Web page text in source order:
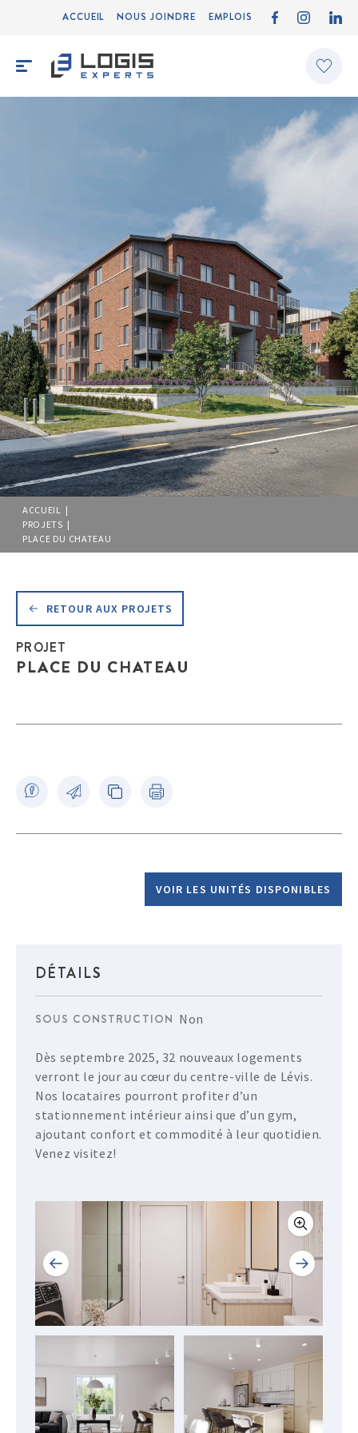
ACCUEIL NOUS JOINDRE EMPLOIS
ACCUEIL |
PROJETS |
PLACE DU CHATEAU
PROJET
PLACE DU CHATEAU
RETOUR AUX PROJETS
VOIR LES UNITÉS DISPONIBLES
DÉTAILS
SOUS CONSTRUCTION Non
Dès septembre 2025, 32 nouveaux logements
verront le jour au cœur du centre-ville de Lévis.
Nos locataires pourront profiter d’un
stationnement intérieur ainsi que d’un gym,
ajoutant confort et commodité à leur quotidien.
Venez visitez!